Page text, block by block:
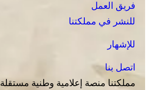
فريق العمل
للنشر في مملكتنا
للإشهار
اتصل بنا
مملكتنا منصة إعلامية وطنية مستقلة